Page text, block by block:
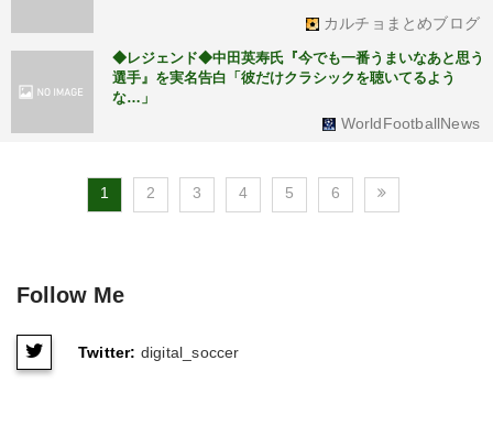
カルチョまとめブログ
◆レジェンド◆中田英寿氏『今でも一番うまいなあと思う
選手』を実名告白「彼だけクラシックを聴いてるよう
な…」
WorldFootballNews
1 2 3 4 5 6
Follow Me
Twitter: digital_soccer